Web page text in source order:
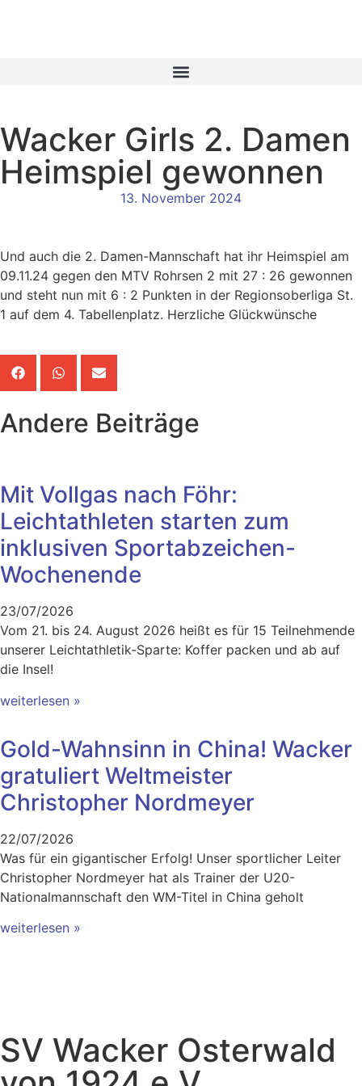
Wacker Girls 2. Damen
Heimspiel gewonnen
13. November 2024
Und auch die 2. Damen-Mannschaft hat ihr Heimspiel am
09.11.24 gegen den MTV Rohrsen 2 mit 27 : 26 gewonnen
und steht nun mit 6 : 2 Punkten in der Regionsoberliga St.
1 auf dem 4. Tabellenplatz. Herzliche Glückwünsche
Andere Beiträge
Mit Vollgas nach Föhr:
Leichtathleten starten zum
inklusiven Sportabzeichen-
Wochenende
23/07/2026
Vom 21. bis 24. August 2026 heißt es für 15 Teilnehmende
unserer Leichtathletik-Sparte: Koffer packen und ab auf
die Insel!
weiterlesen »
Gold-Wahnsinn in China! Wacker
gratuliert Weltmeister
Christopher Nordmeyer
22/07/2026
Was für ein gigantischer Erfolg! Unser sportlicher Leiter
Christopher Nordmeyer hat als Trainer der U20-
Nationalmannschaft den WM-Titel in China geholt
weiterlesen »
SV Wacker Osterwald